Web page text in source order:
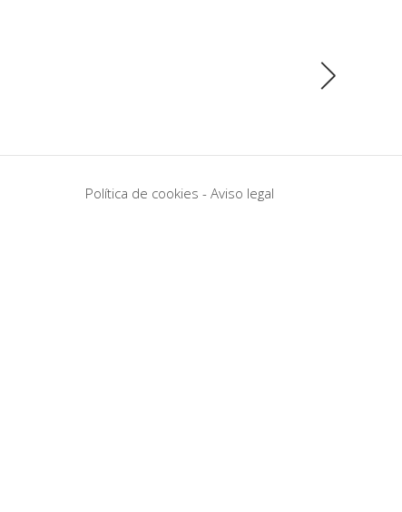
Política de cookies - Aviso legal